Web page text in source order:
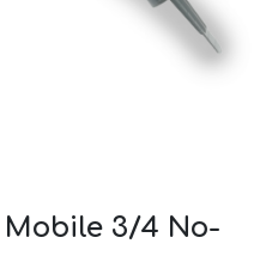
3/4 No-